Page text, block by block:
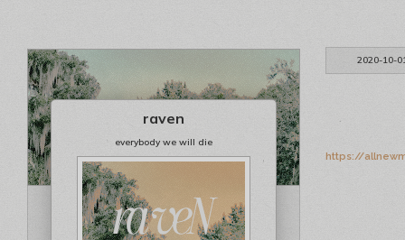
2020-10-
raven
everybody we will die
https://